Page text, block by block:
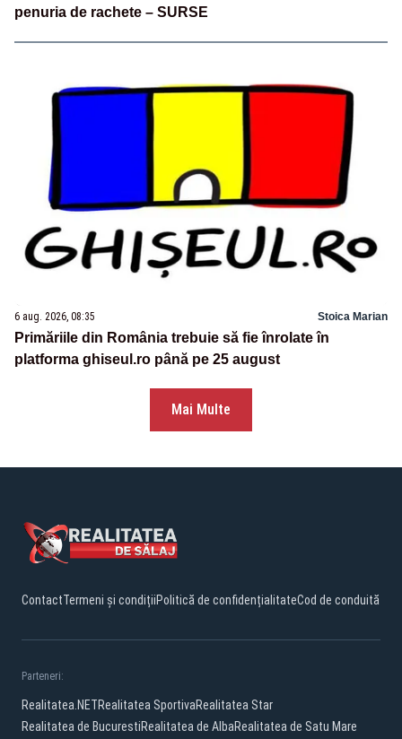
penuria de rachete – SURSE
6 aug. 2026, 08:35 Stoica Marian
Primăriile din România trebuie să fie înrolate în
platforma ghiseul.ro până pe 25 august
Mai Multe
ContactTermeni și condițiiPolitică de confidențialitateCod de conduită
Parteneri:
Realitatea.NETRealitatea SportivaRealitatea Star
Realitatea de BucurestiRealitatea de AlbaRealitatea de Satu Mare